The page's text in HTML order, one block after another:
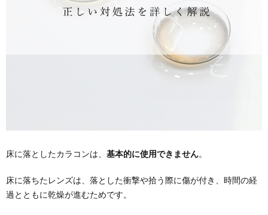
床に落としたカラコンは、 基本的に使用できません。
床に落ちたレンズは、落とした衝撃や拾う際に傷が付き、時間の経
過とともに乾燥が進むためです。